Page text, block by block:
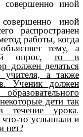
иной
иной
распространен
работы, когда
тему, а
опрос, то в
должен делаться
учителя, а также
Ученик должен
дети так
течение урока.
что-то услышали и
нет?